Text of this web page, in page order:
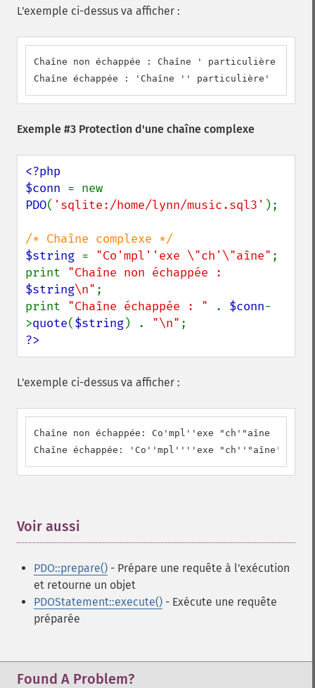
L'exemple ci-dessus va afficher :
Chaîne non échappée : Chaîne ' particulière
Chaîne échappée : 'Chaîne '' particulière'
Exemple #3 Protection d'une chaîne complexe
<?php
$conn
PDO( 'sqlite:/home/lynn/music.sql3' );
$string = "Co'mpl''exe \"ch'\"aîne" ;
print
$string\n" ;
print "Chaîne échappée : " . $conn-
>quote($string) . "\n"
?>
L'exemple ci-dessus va afficher :
Chaîne non échappée: Co'mpl''exe "ch'"aîne
Chaîne échappée: 'Co''mpl''''exe "ch''"aîne'
Voir aussi
PDO::prepare() - Prépare une requête à l'exécution
et retourne un objet
PDOStatement::execute() - Exécute une requête
préparée
Found A Problem?